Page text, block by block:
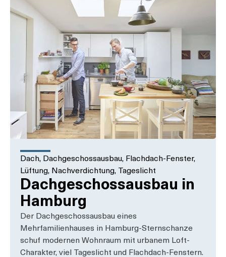
Dach, Dachgeschossausbau, Flachdach-Fenster,
Lüftung, Nachverdichtung, Tageslicht
Dachgeschossausbau in
Hamburg
Der Dachgeschossausbau eines
Mehrfamilienhauses in Hamburg-Sternschanze
schuf modernen Wohnraum mit urbanem Loft-
Charakter, viel Tageslicht und Flachdach-Fenstern.